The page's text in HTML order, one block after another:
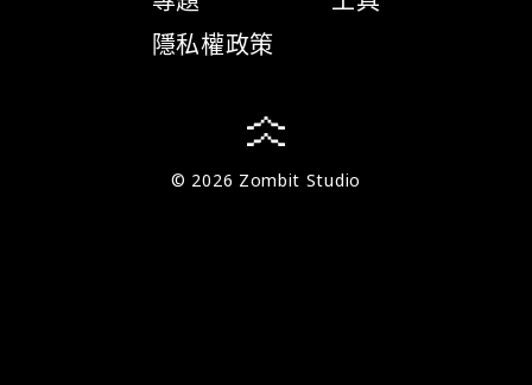
隱私權政策
© 2026 Zombit Studio